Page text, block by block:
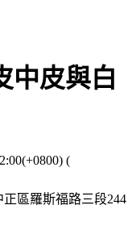
中皮與白
(
區羅斯福路三段244